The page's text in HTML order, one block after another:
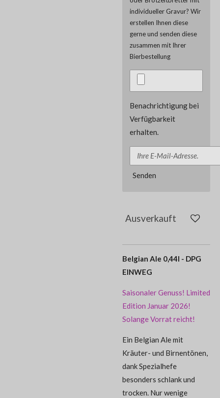
individueller Gravur? Wir
erstellen Ihnen diese
gerne und senden diese
zusammen mit Ihrer
Bierbestellung
Benachrichtigung bei
Verfügbarkeit
erhalten.
Senden
Ausverkauft
Belgian Ale 0,44l - DPG
EINWEG
Saisonaler Genuss! Limited
Edition Januar 2026!
Solange Vorrat reicht!
Ein Belgian Ale mit
Kräuter- und Birnentönen,
dank Spezialhefe
besonders schlank und
trocken. Nur wenige